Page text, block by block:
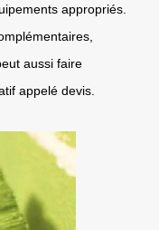
appropriés.
aussi faire
appelé devis.